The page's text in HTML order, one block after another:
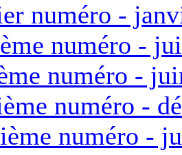
numéro -
numéro -
numéro -
numéro -
numéro -